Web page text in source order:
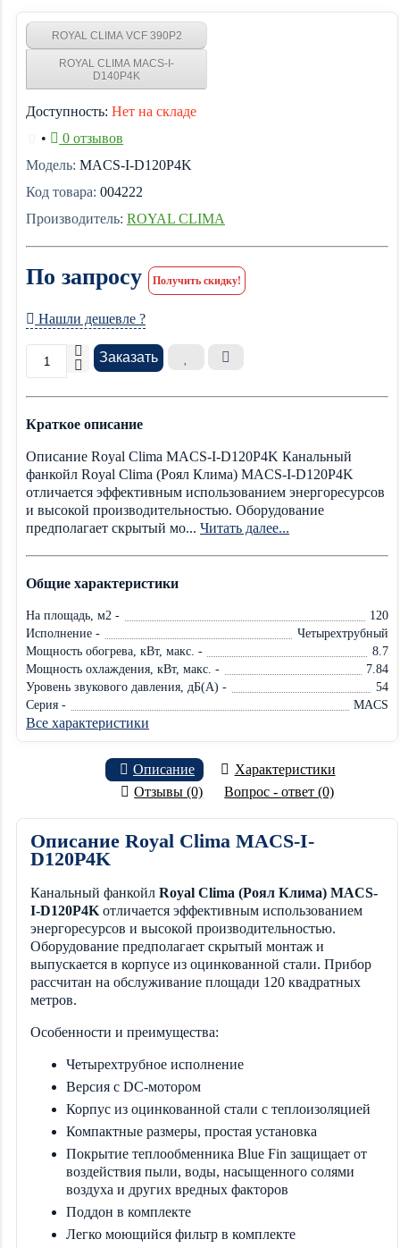
ROYAL CLIMA VCF 390P2
ROYAL CLIMA MACS-I-
D140P4K
Доступность: Нет на складе
•
0 отзывов
Модель: MACS-I-D120P4K
Код товара: 004222
Производитель: ROYAL CLIMA
По запросу Получить скидку!
Нашли дешевле ?
Заказать
Краткое описание
Описание Royal Clima MACS-I-D120P4K Канальный
фанкойл Royal Clima (Роял Клима) MACS-I-D120P4K
отличается эффективным использованием энергоресурсов
и высокой производительностью. Оборудование
предполагает скрытый мо... Читать далее...
Общие характеристики
На площадь, м2 -
120
Исполнение -
Четырехтрубный
Мощность обогрева, кВт, макс. -
8.7
Мощность охлаждения, кВт, макс. -
7.84
Уровень звукового давления, дБ(А) -
54
Серия -
MACS
Все характеристики
Описание
Характеристики
Отзывы (0)
Вопрос - ответ (0)
Описание Royal Clima MACS-I-
D120P4K
Канальный фанкойл Royal Clima (Роял Клима) MACS-
I-D120P4K отличается эффективным использованием
энергоресурсов и высокой производительностью.
Оборудование предполагает скрытый монтаж и
выпускается в корпусе из оцинкованной стали. Прибор
рассчитан на обслуживание площади 120 квадратных
метров.
Особенности и преимущества:
Четырехтрубное исполнение
Версия с DC-мотором
Корпус из оцинкованной стали с теплоизоляцией
Компактные размеры, простая установка
Покрытие теплообменника Blue Fin защищает от
воздействия пыли, воды, насыщенного солями
воздуха и других вредных факторов
Поддон в комплекте
Легко моющийся фильтр в комплекте